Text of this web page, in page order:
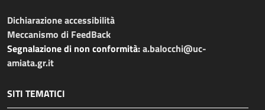
Dichiarazione accessibilità
Meccanismo di FeedBack
Segnalazione di non conformità:a.balocchi@uc-
amiata.gr.it
SITI TEMATICI